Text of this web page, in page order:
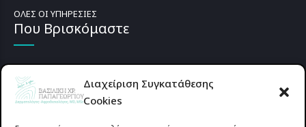
Διαχείριση Συγκατάθεσης
Cookies
ΟΛΕΣ ΟΙ ΥΠΗΡΕΣΙΕΣ
Που Βρισκόμαστε